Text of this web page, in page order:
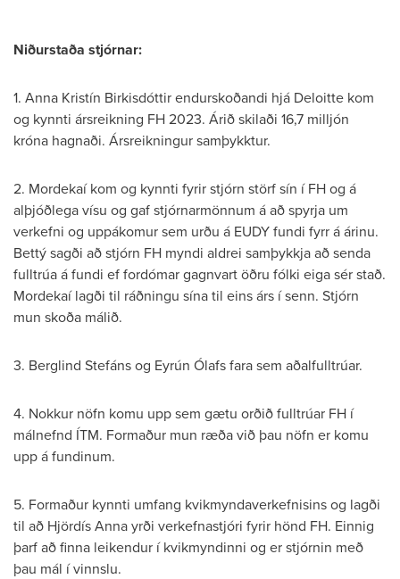
Niðurstaða stjórnar:
1. Anna Kristín Birkisdóttir endurskoðandi hjá Deloitte kom
og kynnti ársreikning FH 2023. Árið skilaði 16,7 milljón
króna hagnaði. Ársreikningur samþykktur.
2. Mordekaí kom og kynnti fyrir stjórn störf sín í FH og á
alþjóðlega vísu og gaf stjórnarmönnum á að spyrja um
verkefni og uppákomur sem urðu á EUDY fundi fyrr á árinu.
Bettý sagði að stjórn FH myndi aldrei samþykkja að senda
fulltrúa á fundi ef fordómar gagnvart öðru fólki eiga sér stað.
Mordekaí lagði til ráðningu sína til eins árs í senn. Stjórn
mun skoða málið.
3. Berglind Stefáns og Eyrún Ólafs fara sem aðalfulltrúar.
4. Nokkur nöfn komu upp sem gætu orðið fulltrúar FH í
málnefnd ÍTM. Formaður mun ræða við þau nöfn er komu
upp á fundinum.
5. Formaður kynnti umfang kvikmyndaverkefnisins og lagði
til að Hjördís Anna yrði verkefnastjóri fyrir hönd FH. Einnig
þarf að finna leikendur í kvikmyndinni og er stjórnin með
þau mál í vinnslu.